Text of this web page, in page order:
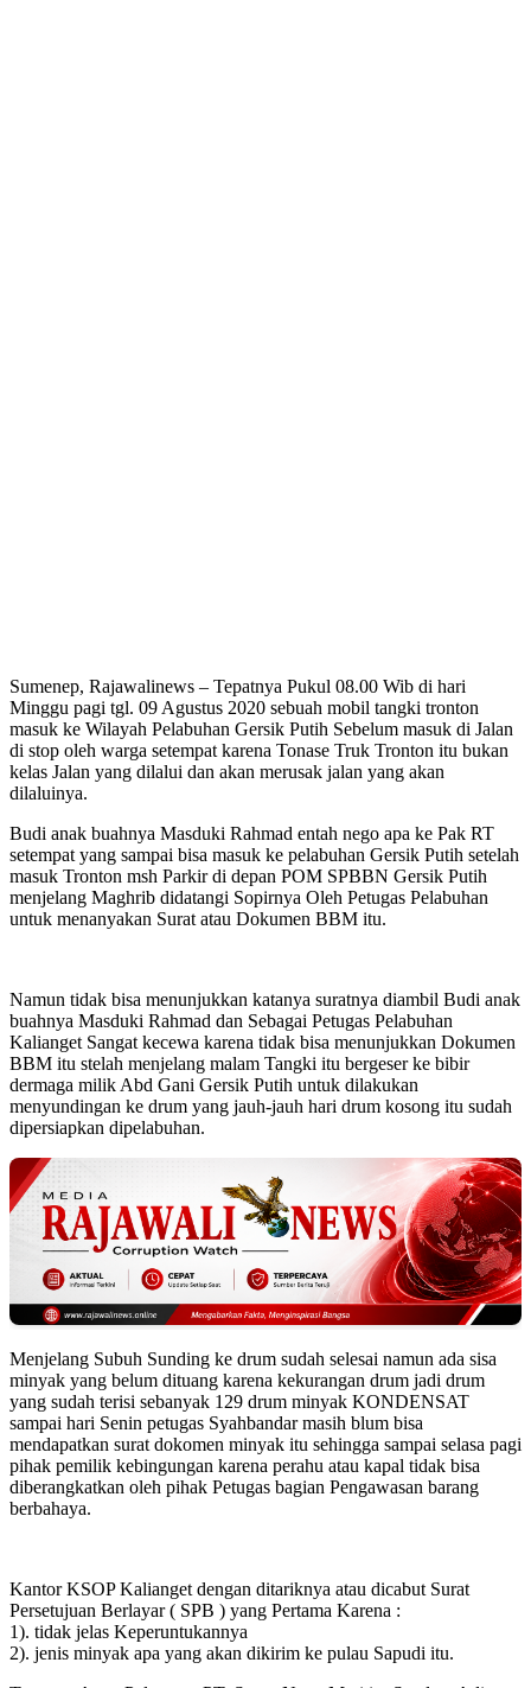
Sumenep, Rajawalinews – Tepatnya Pukul 08.00 Wib di hari
Minggu pagi tgl. 09 Agustus 2020 sebuah mobil tangki tronton
masuk ke Wilayah Pelabuhan Gersik Putih Sebelum masuk di Jalan
di stop oleh warga setempat karena Tonase Truk Tronton itu bukan
kelas Jalan yang dilalui dan akan merusak jalan yang akan
dilaluinya.
Budi anak buahnya Masduki Rahmad entah nego apa ke Pak RT
setempat yang sampai bisa masuk ke pelabuhan Gersik Putih setelah
masuk Tronton msh Parkir di depan POM SPBBN Gersik Putih
menjelang Maghrib didatangi Sopirnya Oleh Petugas Pelabuhan
untuk menanyakan Surat atau Dokumen BBM itu.
Namun tidak bisa menunjukkan katanya suratnya diambil Budi anak
buahnya Masduki Rahmad dan Sebagai Petugas Pelabuhan
Kalianget Sangat kecewa karena tidak bisa menunjukkan Dokumen
BBM itu stelah menjelang malam Tangki itu bergeser ke bibir
dermaga milik Abd Gani Gersik Putih untuk dilakukan
menyundingan ke drum yang jauh-jauh hari drum kosong itu sudah
dipersiapkan dipelabuhan.
Menjelang Subuh Sunding ke drum sudah selesai namun ada sisa
minyak yang belum dituang karena kekurangan drum jadi drum
yang sudah terisi sebanyak 129 drum minyak KONDENSAT
sampai hari Senin petugas Syahbandar masih blum bisa
mendapatkan surat dokomen minyak itu sehingga sampai selasa pagi
pihak pemilik kebingungan karena perahu atau kapal tidak bisa
diberangkatkan oleh pihak Petugas bagian Pengawasan barang
berbahaya.
Kantor KSOP Kalianget dengan ditariknya atau dicabut Surat
Persetujuan Berlayar ( SPB ) yang Pertama Karena :
1). tidak jelas Keperuntukannya
2). jenis minyak apa yang akan dikirim ke pulau Sapudi itu.